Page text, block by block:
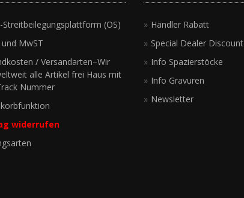
Streitbeilegungsplattform (OS)
MwST
/ Versandarten–Wir
alle Artikel frei Haus mit
Nummer
widerrufen
Händler Rabatt
Special Dealer Discount
Info Spazierstöcke
Info Gravuren
Newsletter